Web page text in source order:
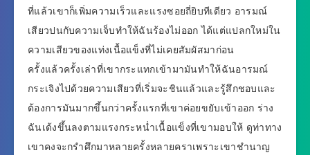
ที่แล้วเขาก็เพิ่มความเร็วและแรงซอยถี่ยิบทีเดียว อารมณ์
เสียวปนกับความเจ็บทำให้ฉันร้องไม่ออก ได้แต่แปลกใหม่ใน
ความเสียวของแท่งเนื้อแข็งที่ไม่เคยสัมผัสมาก่อน
ครั้งแล้วครั้งเล่าที่เขากระแทกเข้ามามันทำให้ฉันอารมณ์
กระเจิงไปด้วยความเสียวที่เริ่มจะชินแล้วและรู้สึกชอบและ
ต้องการมันมากขึ้นกว่าครั้งแรกที่เขาค่อยขยับเข้าออก ร่าง
ฉันเด้งขึ้นลงตามแรงกระหน่ำเนื้อแข็งที่เขามอบให้ ดูท่าทาง
เขาคงจะกรำศึกมาหลายครั้งหลายคราเพราะเขาชำนาญ